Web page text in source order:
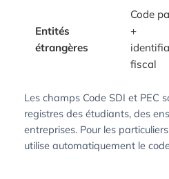
Entités
étrangères
Code
+
fiscal
Les champs Code SDI et PEC
registres des étudiants, des
entreprises. Pour les
utilise automatiquement le